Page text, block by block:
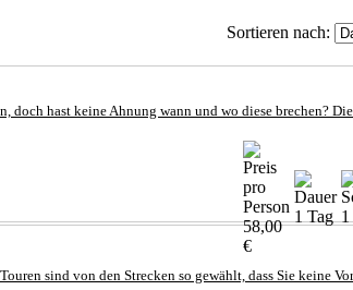
Sortieren nach:
hast keine Ahnung wann und wo diese brechen?
58,00
€
1 Tag 1
sind von den Strecken so gewählt, dass Sie keine